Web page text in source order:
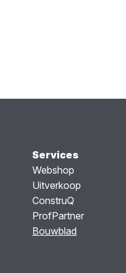
Services
Webshop
Uitverkoop
ConstruQ
ProfPartner
Bouwblad